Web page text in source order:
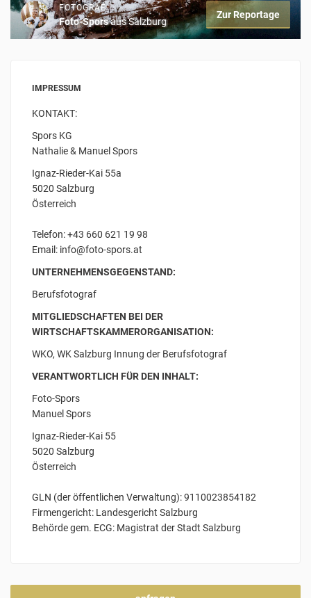
Zur Reportage
FOTOGRAF
Foto-Sporsaus Salzburg
IMPRESSUM
KONTAKT:
Spors KG
Nathalie & Manuel Spors
Ignaz-Rieder-Kai 55a
5020 Salzburg
Österreich
Telefon: +43 660 621 19 98
Email: info@foto-spors.at
UNTERNEHMENSGEGENSTAND:
Berufsfotograf
MITGLIEDSCHAFTEN BEI DER
WIRTSCHAFTSKAMMERORGANISATION:
WKO, WK Salzburg Innung der Berufsfotograf
VERANTWORTLICH FÜR DEN INHALT:
Foto-Spors
Manuel Spors
Ignaz-Rieder-Kai 55
5020 Salzburg
Österreich
GLN (der öffentlichen Verwaltung): 9110023854182
Firmengericht: Landesgericht Salzburg
Behörde gem. ECG: Magistrat der Stadt Salzburg